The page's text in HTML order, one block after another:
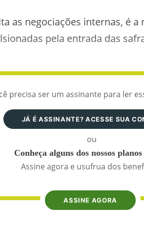
as negociações internas, é a
pela entrada das
precisa ser um assinante para ler
JÁ É ASSINANTE? ACESSE SUA
ou
Conheça alguns dos nossos
Assine agora e usufrua dos
ASSINE AGORA